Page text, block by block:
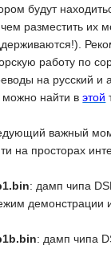
будут
разместить их
работу по
на русский и
можно найти вэтой
важный
на просторах
: дамп чипа
демонстрации
: дамп чипа